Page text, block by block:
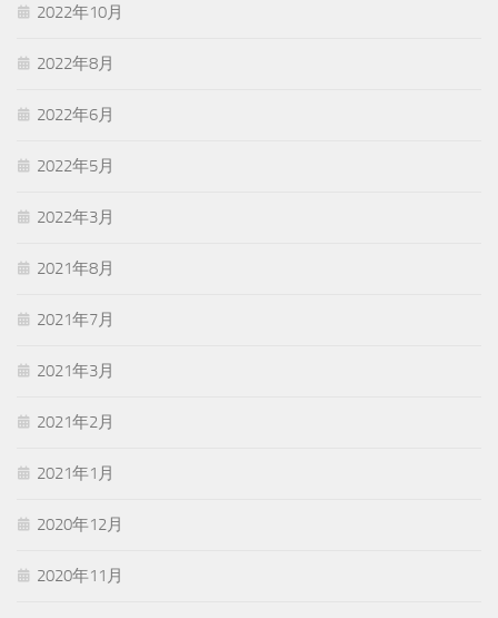
2022年10月
2022年8月
2022年6月
2022年5月
2022年3月
2021年8月
2021年7月
2021年3月
2021年2月
2021年1月
2020年12月
2020年11月